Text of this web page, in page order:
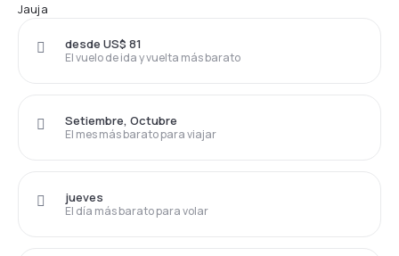
Jauja
El vuelo de ida y vuelta más barato
desde US$ 81
El mes más barato para viajar
Setiembre, Octubre
El día más barato para volar
jueves